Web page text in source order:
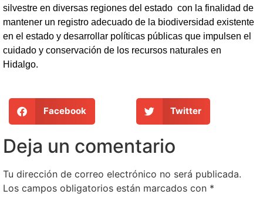
silvestre en diversas regiones del estado con la finalidad de
mantener un registro adecuado de la biodiversidad existente
en el estado y desarrollar políticas públicas que impulsen el
cuidado y conservación de los recursos naturales en
Hidalgo.
Facebook Twitter
Deja un comentario
Tu dirección de correo electrónico no será publicada.
Los campos obligatorios están marcados con *